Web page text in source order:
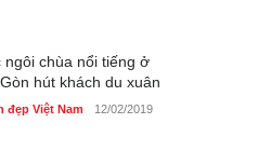
ngôi chùa nổi tiếng ở
hút khách du xuân
đẹp Việt Nam 12/02/2019